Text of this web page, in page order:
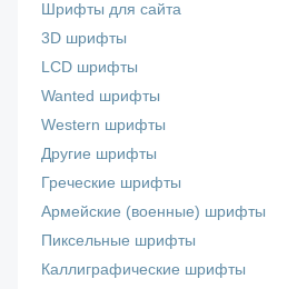
Шрифты для сайта
3D шрифты
LCD шрифты
Wanted шрифты
Western шрифты
Другие шрифты
Греческие шрифты
Армейские (военные) шрифты
Пиксельные шрифты
Каллиграфические шрифты